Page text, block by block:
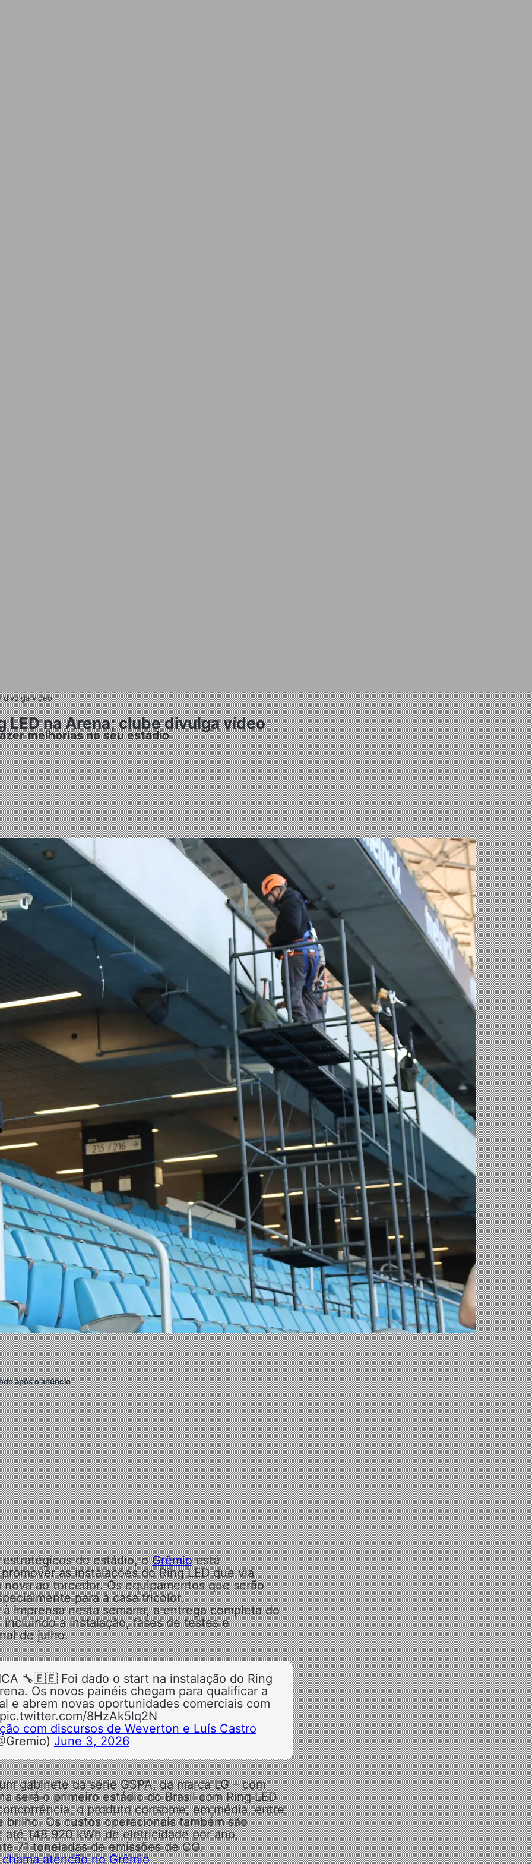
divulga vídeo
LED na Arena; clube divulga vídeo
melhorias no seu estádio
após o anúncio
estratégicos do estádio, oGrêmioestá
as instalações do Ring LED que via
nova ao torcedor.Os equipamentos que serão
para a casa tricolor.
imprensa nesta semana, a entrega completa do
a instalação, fases de testes e
de julho.
🔧🇪🇪 Foi dado o start na instalação do Ring
Os novos painéis chegam para qualificar a
e abrem novas oportunidades comerciais com
8HzAk5lq2N
com discursos de Weverton e Luís Castro
June 3, 2026
gabinete da série GSPA, da marca LG – com
será o primeiro estádio do Brasil com Ring LED
o produto consome, em média, entre
Os custos operacionais também são
148.920 kWh de eletricidade por ano,
71 toneladas de emissões de CO.
atenção no Grêmio